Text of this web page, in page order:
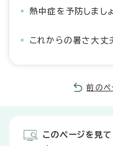
熱中症を予防しまし
これからの暑さ大丈
前のペ
このページを見